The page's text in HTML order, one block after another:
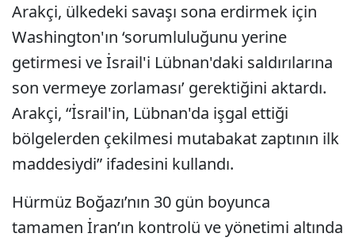
Arakçi, ülkedeki savaşı sona erdirmek için
Washington'ın ‘sorumluluğunu yerine
getirmesi ve İsrail'i Lübnan'daki saldırılarına
son vermeye zorlaması’ gerektiğini aktardı.
Arakçi, “İsrail'in, Lübnan'da işgal ettiği
bölgelerden çekilmesi mutabakat zaptının ilk
maddesiydi” ifadesini kullandı.
Hürmüz Boğazı’nın 30 gün boyunca
tamamen İran’ın kontrolü ve yönetimi altında